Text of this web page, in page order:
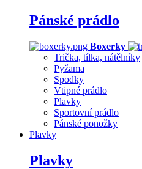
Pánské prádlo
Boxerky
Trička, tílka, nátělníky
Pyžama
Spodky
Vtipné prádlo
Plavky
Sportovní prádlo
Pánské ponožky
Plavky
Plavky